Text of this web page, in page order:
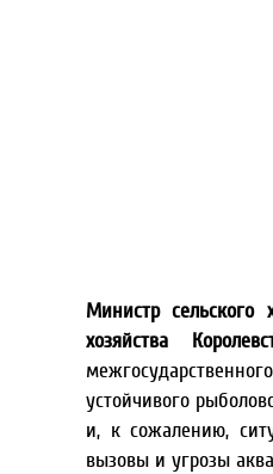
Министр сельского
хозяйства
устойчивого
и, к сожалению,
вызовы и угрозы